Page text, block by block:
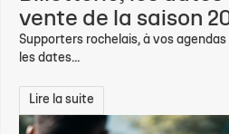
vente de la saison
Supporters rochelais, à vos
les dates...
Lire la suite